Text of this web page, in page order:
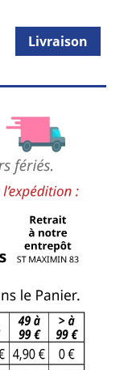
Livraison